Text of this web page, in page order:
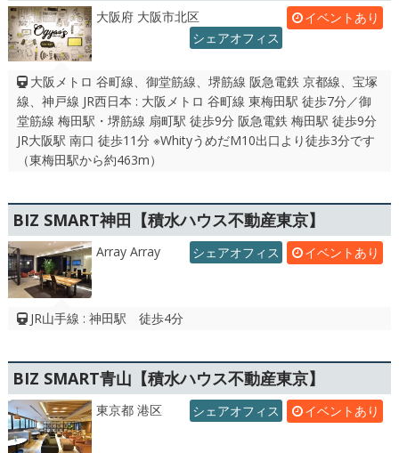
大阪府 大阪市北区
イベントあり
シェアオフィス
大阪メトロ 谷町線、御堂筋線、堺筋線 阪急電鉄 京都線、宝塚
線、神戸線 JR西日本 : 大阪メトロ 谷町線 東梅田駅 徒歩7分／御
堂筋線 梅田駅・堺筋線 扇町駅 徒歩9分 阪急電鉄 梅田駅 徒歩9分
JR大阪駅 南口 徒歩11分 ※WhityうめだM10出口より徒歩3分です
（東梅田駅から約463m）
BIZ SMART神田【積水ハウス不動産東京】
Array Array イベントあり
シェアオフィス
JR山手線 : 神田駅 徒歩4分
BIZ SMART青山【積水ハウス不動産東京】
東京都 港区 イベントあり
シェアオフィス